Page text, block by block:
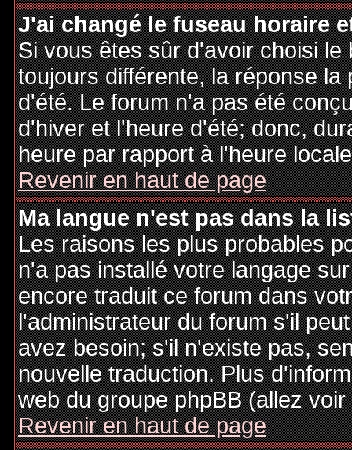
J'ai changé le fuseau horaire
Si vous êtes sûr d'avoir choisi
toujours différente, la réponse
d'été. Le forum n'a pas été
d'hiver et l'heure d'été; donc,
heure par rapport à l'heure
Revenir en haut de page
Ma langue n'est pas dans la
Les raisons les plus probables
n'a pas installé votre langage
encore traduit ce forum dans
l'administrateur du forum s'il
avez besoin; s'il n'existe pas,
nouvelle traduction. Plus
web du groupe phpBB (allez
Revenir en haut de page